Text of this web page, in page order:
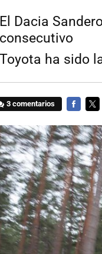
El Dacia
consecutivo
Toyota ha sido
3 comentarios